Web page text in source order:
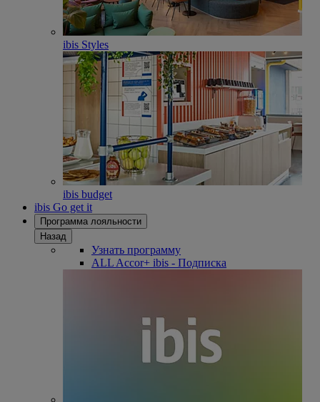
ibis Styles
ibis budget
ibis Go get it
Программа лояльности
Назад
Узнать программу
ALL Accor+ ibis - Подписка